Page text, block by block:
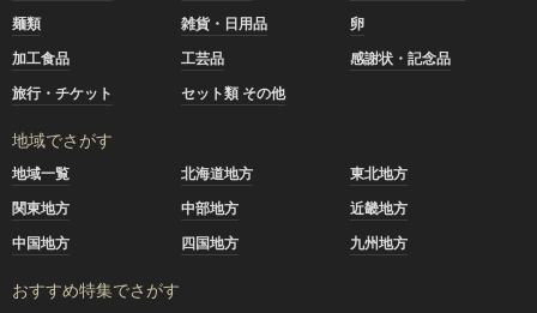
麺類
雑貨・日用品
卵
加工食品
工芸品
感謝状・記念品
旅行・チケット
セット類 その他
地域でさがす
地域一覧 北海道地方
東北地方
関東地方
中部地方
近畿地方
中国地方
四国地方 九州地方
おすすめ特集でさがす